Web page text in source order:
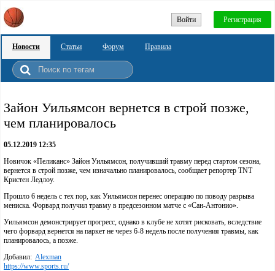
Войти Регистрация
Новости Статьи Форум Правила
Зайон Уильямсон вернется в строй позже,
чем планировалось
05.12.2019 12:35
Новичок «Пеликанс» Зайон Уильямсон, получивший травму перед стартом сезона,
вернется в строй позже, чем изначально планировалось, сообщает репортер TNT
Кристен Ледлоу.
Прошло 6 недель с тех пор, как Уильямсон перенес операцию по поводу разрыва
мениска. Форвард получил травму в предсезонном матче с «Сан-Антонио».
Уильямсон демонстрирует прогресс, однако в клубе не хотят рисковать, вследствие
чего форвард вернется на паркет не через 6-8 недель после получения травмы, как
планировалось, а позже.
Добавил: Alexman
https://www.sports.ru/